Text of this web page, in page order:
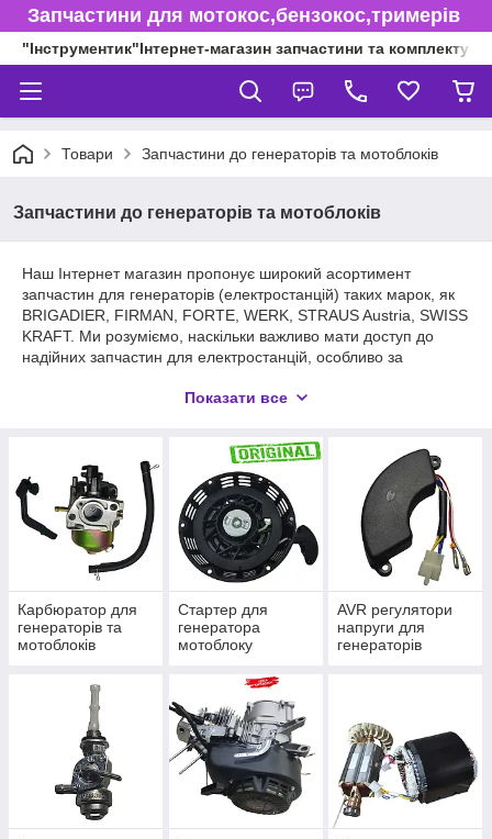
Запчастини для мотокос,бензокос,тримерів
"Інструментик"Інтернет-магазин запчастини та
Товари Запчастини до генераторів та мотоблоків
Запчастини до генераторів та мотоблоків
Наш Інтернет магазин пропонує широкий асортимент
запчастин для генераторів (електростанцій) таких марок, як
BRIGADIER, FIRMAN, FORTE, WERK, STRAUS Austria, SWISS
KRAFT. Ми розуміємо, наскільки важливо мати доступ до
надійних запчастин для електростанцій, особливо за
У нас ви знайдете всі необхідні запчастини для генераторів,
ремені, свічки та інші компоненти. Ми пропонуємо лише
якісні запчастини від надійних виробників, які гарантують
тривалий термін служби та надійність вашої електростанції.
Приємних покупок!!!
Показати все
Карбюратор для
генераторів та
мотоблоків
Стартер для
генератора
мотоблоку
AVR регулятори
напруги для
генераторів